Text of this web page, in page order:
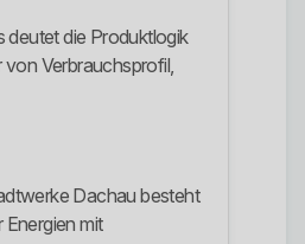
deutet die Produktlogik
Verbrauchsprofil,
Dachau besteht
mit